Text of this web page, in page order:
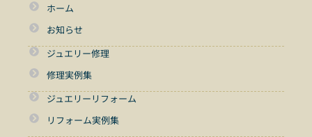
ホーム
お知らせ
ジュエリー修理
修理実例集
ジュエリーリフォーム
リフォーム実例集